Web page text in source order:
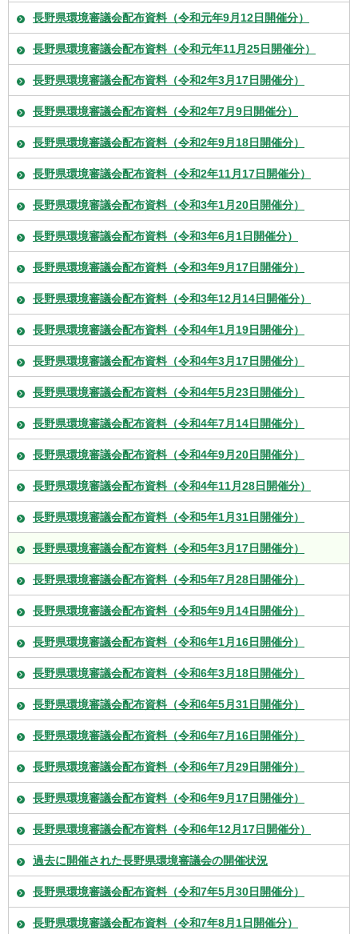
長野県環境審議会配布資料（令和元年9月12日開催分）
長野県環境審議会配布資料（令和元年11月25日開催分）
長野県環境審議会配布資料（令和2年3月17日開催分）
長野県環境審議会配布資料（令和2年7月9日開催分）
長野県環境審議会配布資料（令和2年9月18日開催分）
長野県環境審議会配布資料（令和2年11月17日開催分）
長野県環境審議会配布資料（令和3年1月20日開催分）
長野県環境審議会配布資料（令和3年6月1日開催分）
長野県環境審議会配布資料（令和3年9月17日開催分）
長野県環境審議会配布資料（令和3年12月14日開催分）
長野県環境審議会配布資料（令和4年1月19日開催分）
長野県環境審議会配布資料（令和4年3月17日開催分）
長野県環境審議会配布資料（令和4年5月23日開催分）
長野県環境審議会配布資料（令和4年7月14日開催分）
長野県環境審議会配布資料（令和4年9月20日開催分）
長野県環境審議会配布資料（令和4年11月28日開催分）
長野県環境審議会配布資料（令和5年1月31日開催分）
長野県環境審議会配布資料（令和5年3月17日開催分）
長野県環境審議会配布資料（令和5年7月28日開催分）
長野県環境審議会配布資料（令和5年9月14日開催分）
長野県環境審議会配布資料（令和6年1月16日開催分）
長野県環境審議会配布資料（令和6年3月18日開催分）
長野県環境審議会配布資料（令和6年5月31日開催分）
長野県環境審議会配布資料（令和6年7月16日開催分）
長野県環境審議会配布資料（令和6年7月29日開催分）
長野県環境審議会配布資料（令和6年9月17日開催分）
長野県環境審議会配布資料（令和6年12月17日開催分）
過去に開催された長野県環境審議会の開催状況
長野県環境審議会配布資料（令和7年5月30日開催分）
長野県環境審議会配布資料（令和7年8月1日開催分）